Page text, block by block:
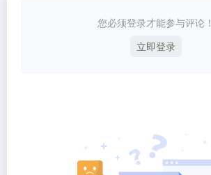
您必须登录才能参与评论！
立即登录